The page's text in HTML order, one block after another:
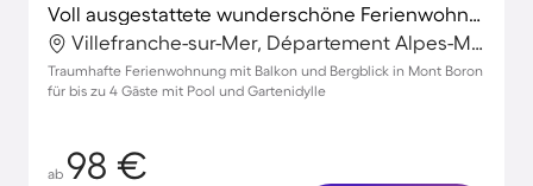
Voll ausgestattete wunderschöne Ferienwohnung mit Garten, Pool und Terrasse | Port Lympia in der Nähe | Bergblick
Villefranche-sur-Mer, Département Alpes-Maritimes, Frankreich
Traumhafte Ferienwohnung mit Balkon und Bergblick in Mont Boron
für bis zu 4 Gäste mit Pool und Gartenidylle
ab 98 €